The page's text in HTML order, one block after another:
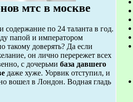
мтс в москве
по 24 таланта в год.
папой и императором
такому доверять? Да если
он лично перережет всех
с дочерьми база давшего
даже хуже. Уорвик отступил, и
вошел в Лондон. Водная гладь